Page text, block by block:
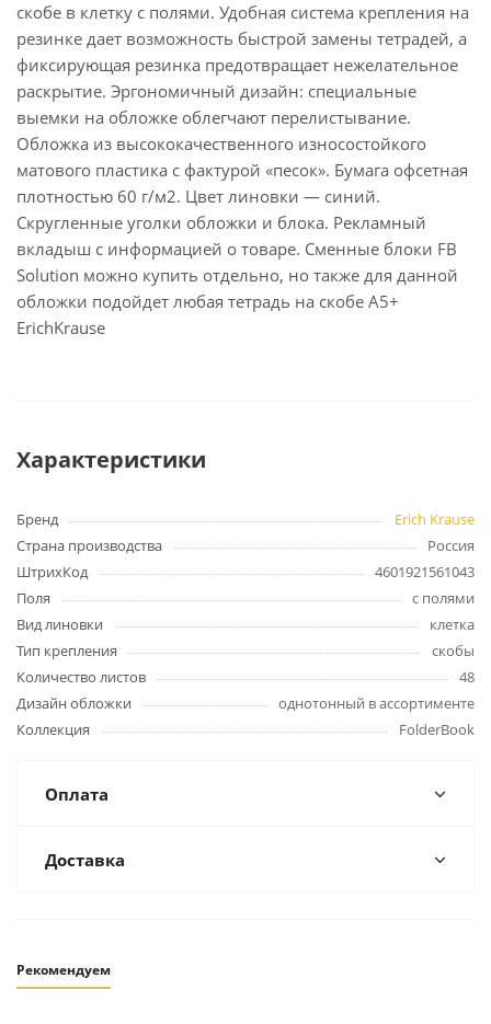
скобе в клетку с полями. Удобная система крепления на
резинке дает возможность быстрой замены тетрадей, а
фиксирующая резинка предотвращает нежелательное
раскрытие. Эргономичный дизайн: специальные
выемки на обложке облегчают перелистывание.
Обложка из высококачественного износостойкого
матового пластика с фактурой «песок». Бумага офсетная
плотностью 60 г/м2. Цвет линовки — синий.
Скругленные уголки обложки и блока. Рекламный
вкладыш с информацией о товаре. Сменные блоки FB
Solution можно купить отдельно, но также для данной
обложки подойдет любая тетрадь на скобе А5+
ErichKrause
Характеристики
Бренд
Erich Krause
Страна производства
Россия
ШтрихКод
4601921561043
Поля
с полями
Вид линовки
клетка
Тип крепления
скобы
Количество листов
48
Дизайн обложки
однотонный в ассортименте
Коллекция
FolderBook
Оплата
Доставка
Рекомендуем